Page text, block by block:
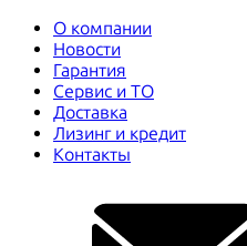
О компании
Новости
Гарантия
Сервис и ТО
Доставка
Лизинг и кредит
Контакты